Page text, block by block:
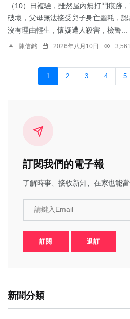
（10）日複驗，雖然屋內無打鬥痕跡
破壞，父母無法接受兒子身亡噩耗，
沒有理由輕生，懷疑遭人殺害，檢警...
陳信銘 2026年八月10日
1 2 3 4 5
訂閱我們的電子報
了解時事、接收新知、在家也能當
請鍵入Email
訂閱 退訂
新聞分類